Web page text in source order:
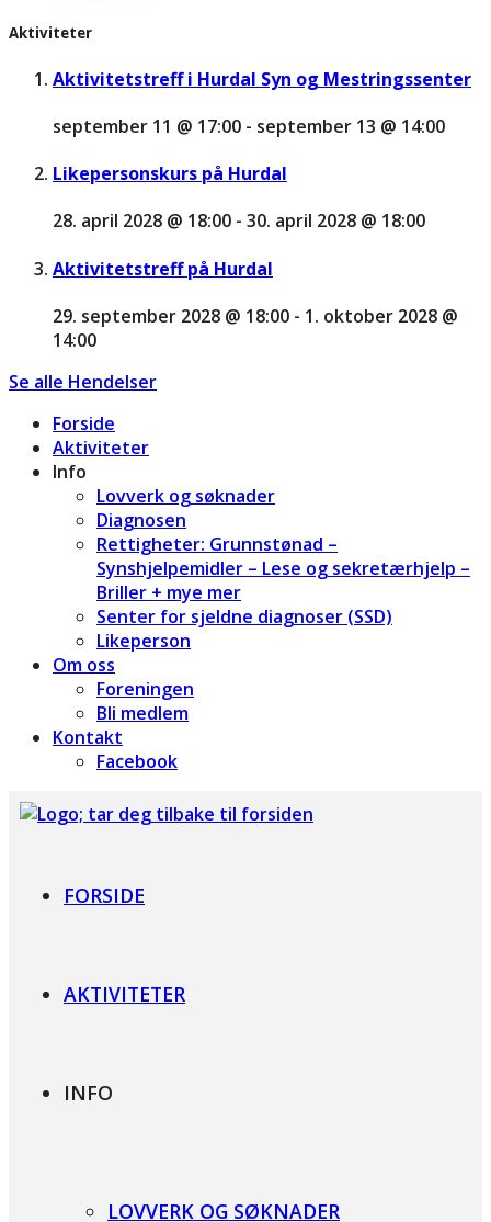
Aktiviteter
Aktivitetstreff i Hurdal Syn og Mestringssenter
september 11 @ 17:00 - september 13 @ 14:00
Likepersonskurs på Hurdal
28. april 2028 @ 18:00 - 30. april 2028 @ 18:00
Aktivitetstreff på Hurdal
29. september 2028 @ 18:00 - 1. oktober 2028 @
14:00
Se alle Hendelser
Forside
Aktiviteter
Info
Lovverk og søknader
Diagnosen
Rettigheter: Grunnstønad –
Synshjelpemidler – Lese og sekretærhjelp –
Briller + mye mer
Senter for sjeldne diagnoser (SSD)
Likeperson
Om oss
Foreningen
Bli medlem
Kontakt
Facebook
FORSIDE
AKTIVITETER
INFO
LOVVERK OG SØKNADER